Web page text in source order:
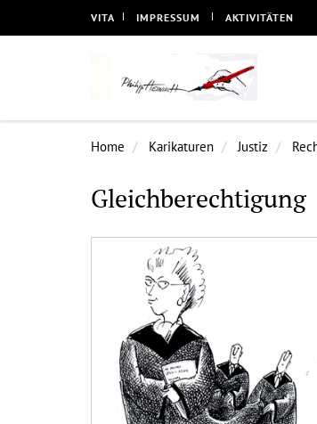
VITA IMPRESSUM AKTIVITÄTEN
Home Karikaturen Justiz
Gleichberechtigung